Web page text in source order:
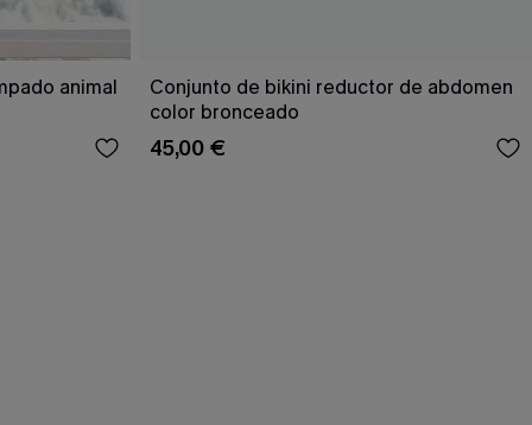
animal
Conjunto de bikini reductor de abdomen
color bronceado
45,00 €